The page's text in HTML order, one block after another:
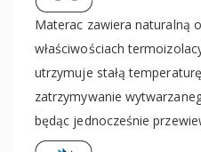
Materac zawiera naturalną
właściwościach
utrzymuje stałą
zatrzymywanie
będąc jednocześnie